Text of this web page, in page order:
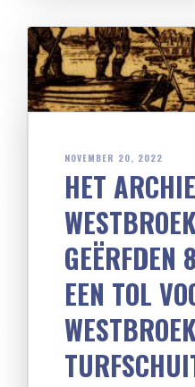
NOVEMBER 20, 2022
HET
GEËRFDEN
EEN TOL